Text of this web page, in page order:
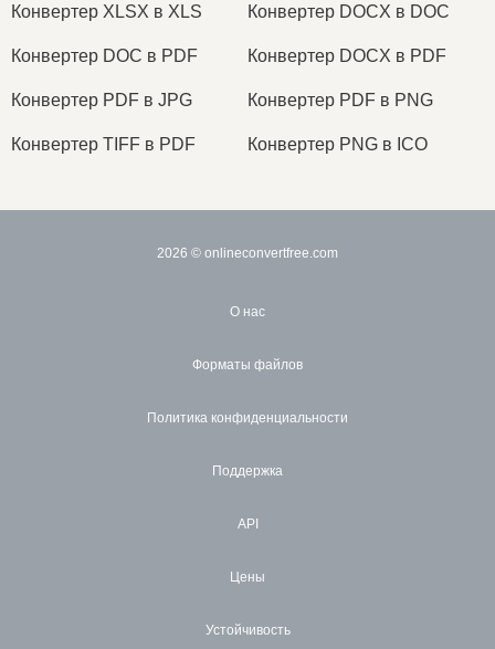
Конвертер XLSX в XLS Конвертер DOCX в DOC
Конвертер DOC в PDF Конвертер DOCX в PDF
Конвертер PDF в JPG Конвертер PDF в PNG
Конвертер TIFF в PDF Конвертер PNG в ICO
2026 © onlineconvertfree.com
О нас
Форматы файлов
Политика конфиденциальности
Поддержка
API
Цены
Устойчивость